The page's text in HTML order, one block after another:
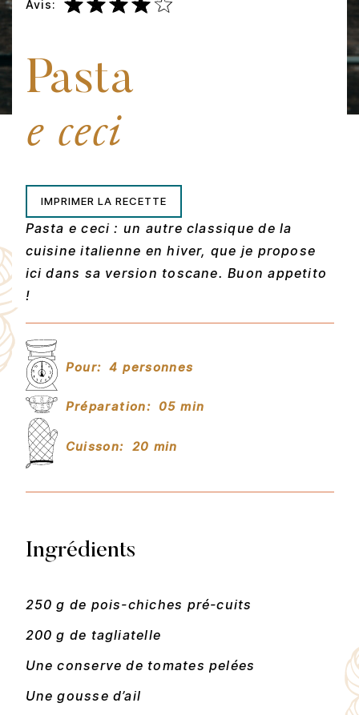
Avis:
Pasta
e ceci
IMPRIMER LA RECETTE
Pasta e ceci : un autre classique de la
cuisine italienne en hiver, que je propose
ici dans sa version toscane. Buon appetito
!
Pour: 4 personnes
Préparation: 05 min
Cuisson: 20 min
Ingrédients
250 g de pois-chiches pré-cuits
200 g de tagliatelle
Une conserve de tomates pelées
Une gousse d’ail